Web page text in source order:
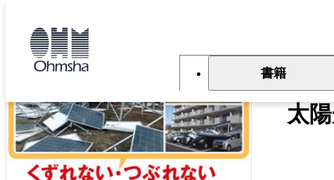
書籍
くず
太